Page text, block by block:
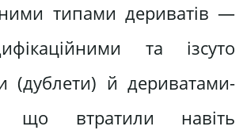
типами дериватів —
та ізсуто
(дублети) й дериватами-
що втратили навіть